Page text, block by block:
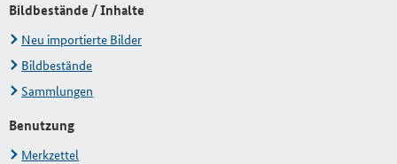
Bildbestände / Inhalte
Neu importierte Bilder
Bildbestände
Sammlungen
Benutzung
Merkzettel